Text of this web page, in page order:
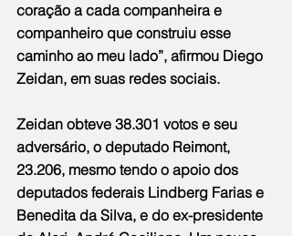
coração a cada companheira e
companheiro que construiu esse
caminho ao meu lado”, afirmou Diego
Zeidan, em suas redes sociais.
Zeidan obteve 38.301 votos e seu
adversário, o deputado Reimont,
23.206, mesmo tendo o apoio dos
deputados federais Lindberg Farias e
Benedita da Silva, e do ex-presidente